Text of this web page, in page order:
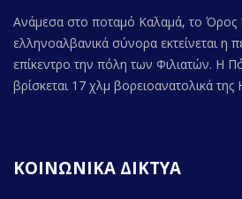
Ανάμεσα στο ποταμό Καλαμά, το Όρος
ελληνοαλβανικά σύνορα εκτείνεται η
επίκεντρο την πόλη των Φιλιατών. Η
βρίσκεται 17 χλμ βορειοανατολικά της
ΚΟΙΝΩΝΙΚΑ ΔΙΚΤΥΑ